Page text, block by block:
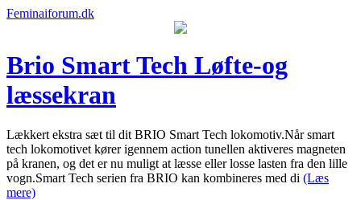
Feminaiforum.dk
Brio Smart Tech Løfte-og
læssekran
Lækkert ekstra sæt til dit BRIO Smart Tech lokomotiv.Når smart
tech lokomotivet kører igennem action tunellen aktiveres magneten
på kranen, og det er nu muligt at læsse eller losse lasten fra den lille
vogn.Smart Tech serien fra BRIO kan kombineres med di (Læs
mere)